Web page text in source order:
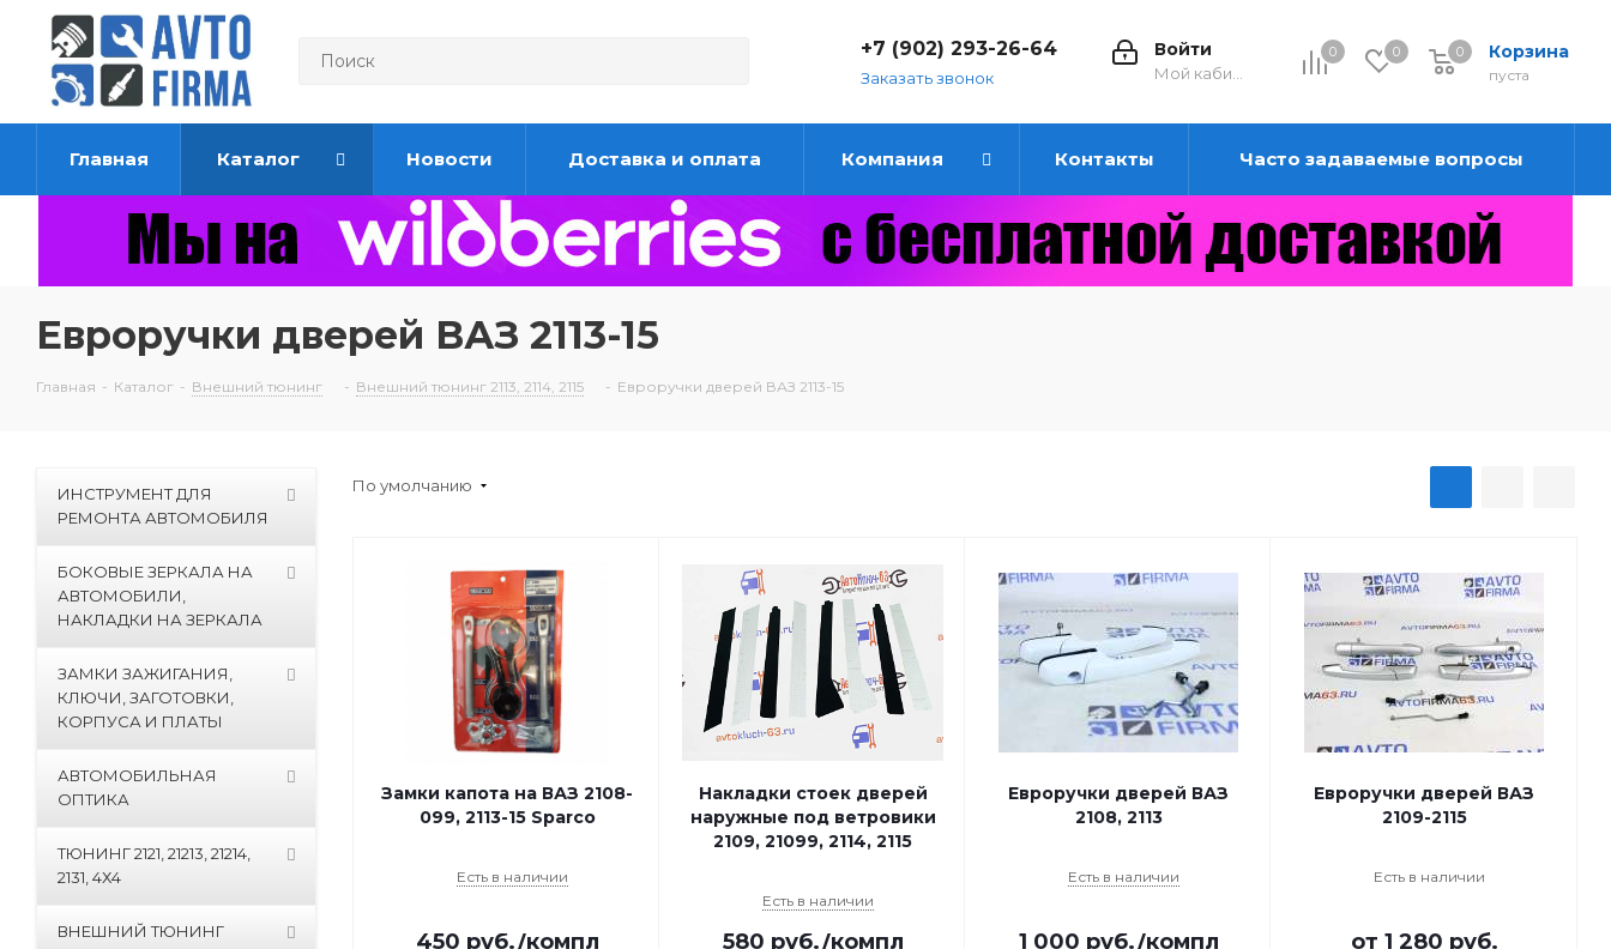
0 0 Корзина
0
пуста
0
Войти
+7 (902) 293-26-64
Заказать звонок
Главная Каталог Новости Доставка и оплата Компания Контакты Часто задаваемые вопросы
Евроручки дверей ВАЗ 2113-15
Главная - Каталог - Внешний тюнинг - Внешний тюнинг 2113, 2114, 2115 - Евроручки дверей ВАЗ 2113-15
По умолчанию
Замки капота на ВАЗ 2108-
099, 2113-15 Sparco
Есть в наличии
450 руб./компл
Накладки стоек дверей
наружные под ветровики
2109, 21099, 2114, 2115
Есть в наличии
580 руб./компл
Евроручки дверей ВАЗ
2108, 2113
Есть в наличии
1 000 руб./компл
Евроручки дверей ВАЗ
2109-2115
Есть в наличии
от 1 280 руб.
ИНСТРУМЕНТ ДЛЯ
РЕМОНТА АВТОМОБИЛЯ
БОКОВЫЕ ЗЕРКАЛА НА
АВТОМОБИЛИ,
НАКЛАДКИ НА ЗЕРКАЛА
ЗАМКИ ЗАЖИГАНИЯ,
КЛЮЧИ, ЗАГОТОВКИ,
КОРПУСА И ПЛАТЫ
АВТОМОБИЛЬНАЯ
ОПТИКА
ТЮНИНГ 2121, 21213, 21214,
2131, 4Х4
ВНЕШНИЙ ТЮНИНГ